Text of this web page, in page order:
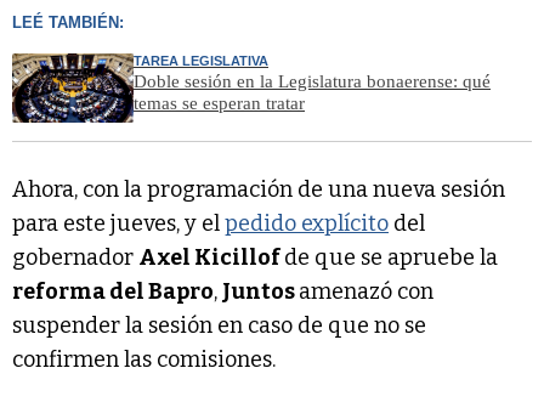
LEÉ TAMBIÉN:
TAREA LEGISLATIVA
Doble sesión en la Legislatura bonaerense: qué
temas se esperan tratar
Ahora, con la programación de una nueva sesión
para este jueves, y elpedido explícito del
gobernador Axel Kicillofde que se apruebe la
reforma del Bapro, Juntosamenazó con
suspender la sesión en caso de que no se
confirmen las comisiones.